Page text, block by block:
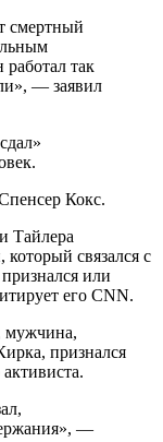
смертный
так
— заявил
Кокс.
Тайлера
связался с
или
его CNN.
мужчина,
признался
—